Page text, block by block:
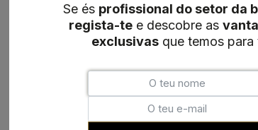
Se és profissional do setor da
regista-te e descobre as
exclusivasque temos para